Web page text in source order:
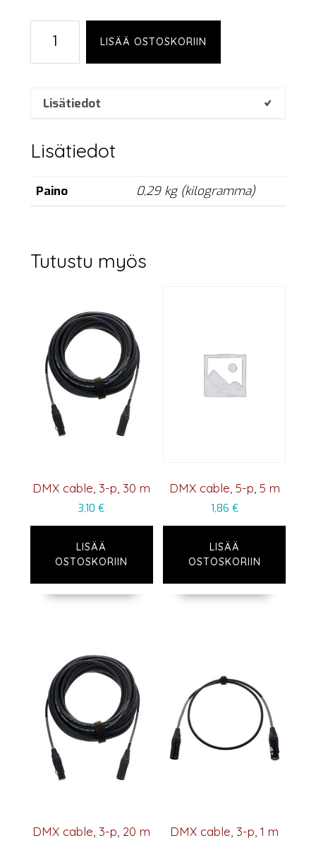
cable,
3-
LISÄÄ OSTOSKORIIN
Lisätiedot
Lisätiedot
Paino 0,29 kg (kilogramma)
Tutustu myös
DMX cable, 3-p, 30 m
3,10€
LISÄÄ
OSTOSKORIIN
DMX cable, 5-p, 5 m
1,86 €
LISÄÄ
OSTOSKORIIN
DMX cable, 3-p, 20 m DMX cable, 3-p, 1 m